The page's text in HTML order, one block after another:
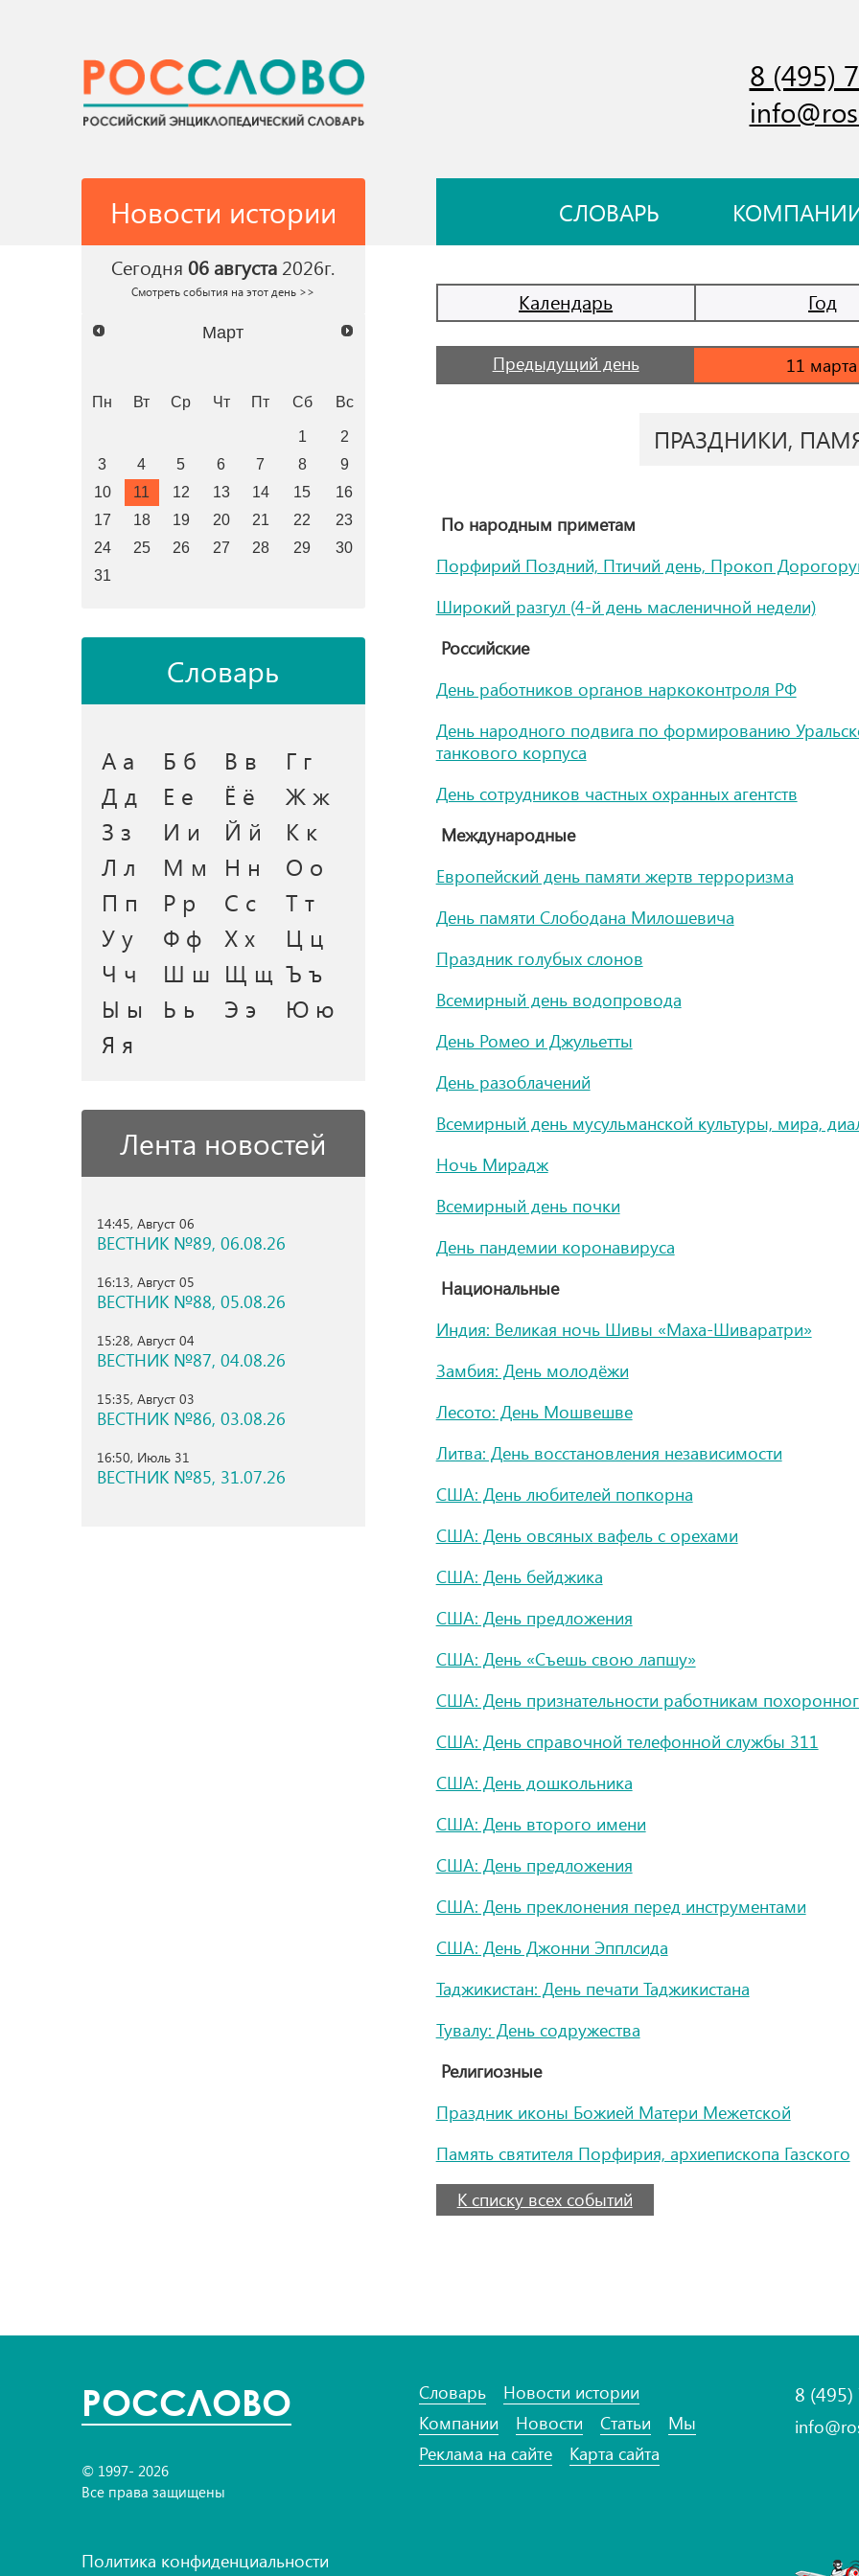
8 (495)
Новости истории СЛОВАРЬ
Сегодня 06 августа 2026г.
Смотреть события на этот день >>
Март
Пн Вт Ср Чт Пт Сб Вс
1
2
3
4 5 6 7 8
9
10
11 12 13 14 15
16
17
18 19 20 21 22
23
24
25 26 27 28 29
30
31
Словарь
А а Б б В в
Г г
Д д
Е е Ё ё
Ж ж
З з
И и Й й
К к
Л л
М м Н н
О о
П п
Р р С с
Т т
У у
Ф ф Х х
Ц ц
Ч ч
Ш ш Щ щ Ъ ъ
Ы ы
Ь ь Э э
Ю ю
Я я
Лента новостей
14:45, Август 06
ВЕСТНИК №89, 06.08.26
16:13, Август 05
ВЕСТНИК №88, 05.08.26
15:28, Август 04
ВЕСТНИК №87, 04.08.26
15:35, Август 03
ВЕСТНИК №86, 03.08.26
16:50, Июль 31
ВЕСТНИК №85, 31.07.26
Календарь Год
Предыдущий день
ПРАЗДНИКИ,
По народным приметам
Порфирий Поздний, Птичий день, Прокоп
Широкий разгул (4-й день масленичной недели)
Российские
День работников органов наркоконтроля РФ
День народного подвига по формированию
танкового корпуса
День сотрудников частных охранных агентств
Международные
Европейский день памяти жертв терроризма
День памяти Слободана Милошевича
Праздник голубых слонов
Всемирный день водопровода
День Ромео и Джульетты
День разоблачений
Всемирный день мусульманской культуры, мира,
Ночь Мирадж
Всемирный день почки
День пандемии коронавируса
Национальные
Индия: Великая ночь Шивы «Маха-Шиваратри»
Замбия: День молодёжи
Лесото: День Мошвешве
Литва: День восстановления независимости
США: День любителей попкорна
США: День овсяных вафель с орехами
США: День бейджика
США: День предложения
США: День «Съешь свою лапшу»
США: День признательности работникам
США: День справочной телефонной службы 311
США: День дошкольника
США: День второго имени
США: День предложения
США: День преклонения перед инструментами
США: День Джонни Эпплсида
Таджикистан: День печати Таджикистана
Тувалу: День содружества
Религиозные
Праздник иконы Божией Матери Межетской
Память святителя Порфирия, архиепископа Газского
К списку всех событий
POCСЛОВО
© 1997- 2026
Все права защищены
Словарь
Новости истории
Компании
Новости Статьи
Мы
Реклама на сайте
Карта сайта
8
Политика конфиденциальности